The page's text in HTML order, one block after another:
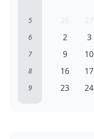
5
6 2 3
7 9 10
8 16 17
9 23 24